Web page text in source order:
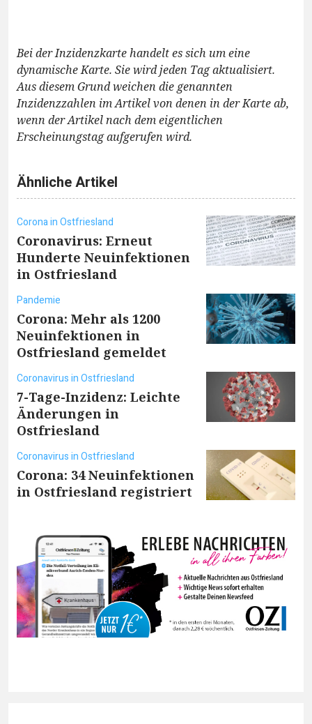
Bei der Inzidenzkarte handelt es sich um eine
dynamische Karte. Sie wird jeden Tag aktualisiert.
Aus diesem Grund weichen die genannten
Inzidenzzahlen im Artikel von denen in der Karte ab,
wenn der Artikel nach dem eigentlichen
Erscheinungstag aufgerufen wird.
Ähnliche Artikel
Corona in Ostfriesland
Coronavirus: Erneut
Hunderte Neuinfektionen
in Ostfriesland
Pandemie
Corona: Mehr als 1200
Neuinfektionen in
Ostfriesland gemeldet
Coronavirus in Ostfriesland
7-Tage-Inzidenz: Leichte
Änderungen in
Ostfriesland
Coronavirus in Ostfriesland
Corona: 34 Neuinfektionen
in Ostfriesland registriert